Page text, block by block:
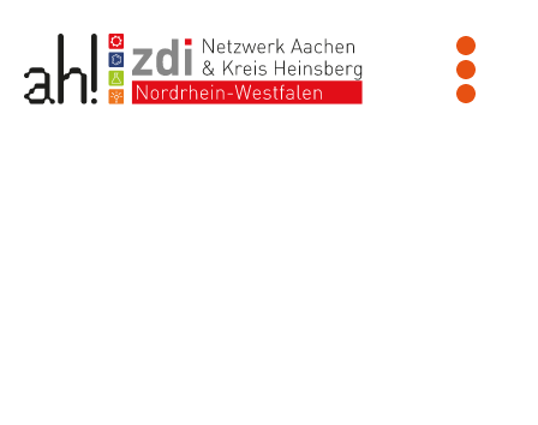
springen